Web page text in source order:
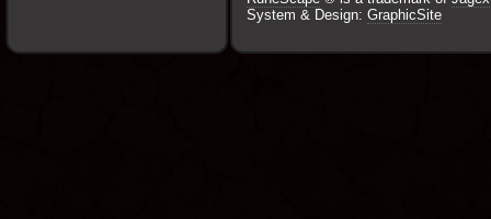
System & Design: GraphicSite